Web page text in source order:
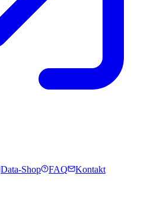
Data-Shop FAQ
Kontakt